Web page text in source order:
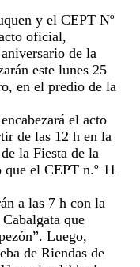
y el CEPT Nº
oficial,
de la
este lunes 25
en el predio de la
el acto
de las 12 h en la
la Fiesta de la
el CEPT n.º 11
a las 7 h con la
que
Luego,
de Riendas de